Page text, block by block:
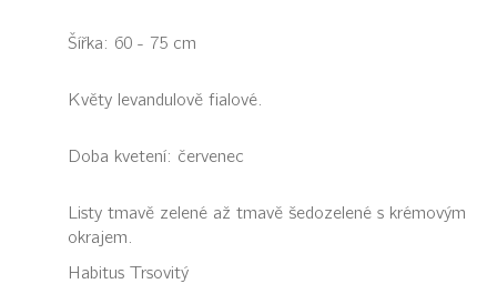
Šířka: 60 - 75 cm
Květy levandulově fialové.
Doba kvetení: červenec
Listy tmavě zelené až tmavě šedozelené s krémovým
okrajem.
Habitus Trsovitý